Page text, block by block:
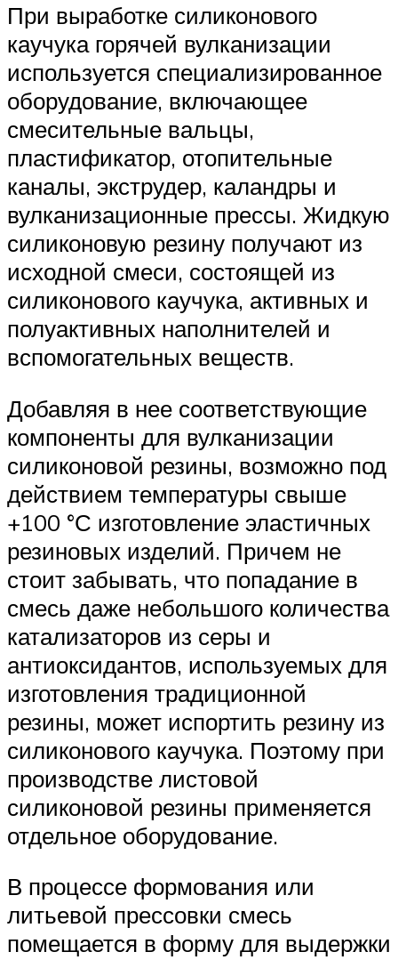
При выработке силиконового
каучука горячей вулканизации
используется специализированное
оборудование, включающее
смесительные вальцы,
пластификатор, отопительные
каналы, экструдер, каландры и
вулканизационные прессы. Жидкую
силиконовую резину получают из
исходной смеси, состоящей из
силиконового каучука, активных и
полуактивных наполнителей и
вспомогательных веществ.
Добавляя в нее соответствующие
компоненты для вулканизации
силиконовой резины, возможно под
действием температуры свыше
+100 °С изготовление эластичных
резиновых изделий. Причем не
стоит забывать, что попадание в
смесь даже небольшого количества
катализаторов из серы и
антиоксидантов, используемых для
изготовления традиционной
резины, может испортить резину из
силиконового каучука. Поэтому при
производстве листовой
силиконовой резины применяется
отдельное оборудование.
В процессе формования или
литьевой прессовки смесь
помещается в форму для выдержки